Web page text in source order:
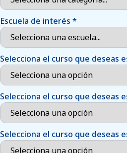
Escuela de interés *
Selecciona el curso que deseas
Selecciona el curso que deseas
Selecciona el curso que deseas